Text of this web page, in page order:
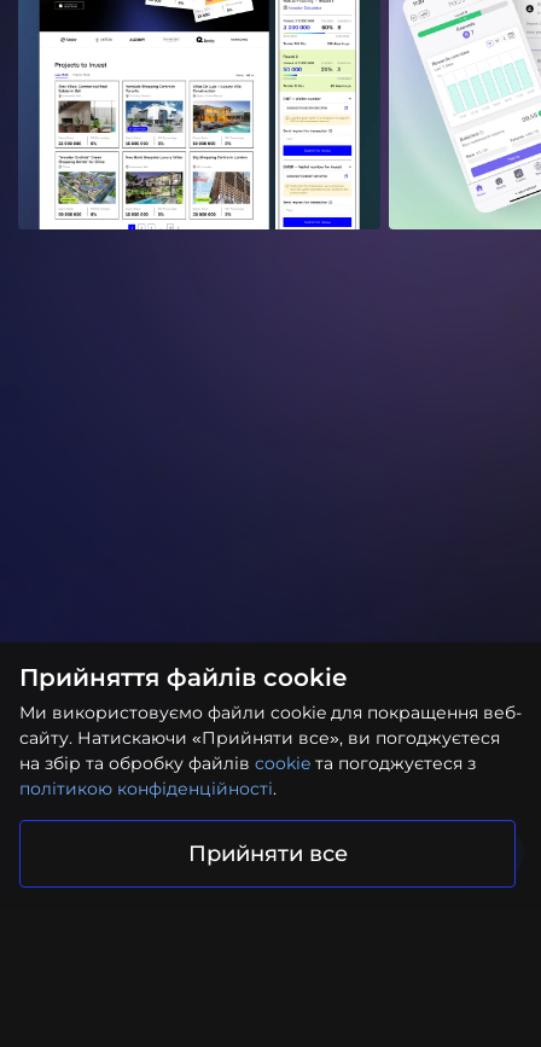
Прийняття файлів cookie
Ми використовуємо файли cookie для покращення веб-
сайту. Натискаючи «Прийняти все», ви погоджуєтеся
на збір та обробку файлів cookie та погоджуєтеся з
політикою конфіденційності.
Прийняти все